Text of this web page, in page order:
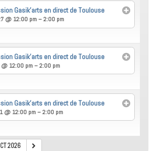
Gasik’arts en direct de Toulouse
@ 12:00 pm – 2:00 pm
Gasik’arts en direct de Toulouse
@ 12:00 pm – 2:00 pm
Gasik’arts en direct de Toulouse
@ 12:00 pm – 2:00 pm
2026